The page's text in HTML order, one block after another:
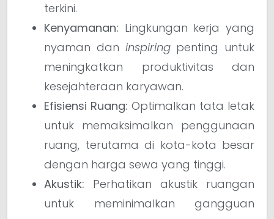
terkini.
Kenyamanan: Lingkungan kerja yang
nyaman dan inspiringpenting untuk
meningkatkan produktivitas dan
kesejahteraan karyawan.
Efisiensi Ruang: Optimalkan tata letak
untuk memaksimalkan penggunaan
ruang, terutama di kota-kota besar
dengan harga sewa yang tinggi.
Akustik: Perhatikan akustik ruangan
untuk meminimalkan gangguan